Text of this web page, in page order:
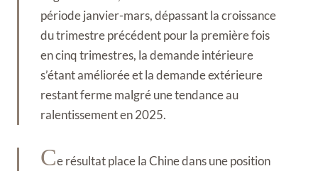
période janvier-mars, dépassant la croissance
du trimestre précédent pour la première fois
en cinq trimestres, la demande intérieure
s’étant améliorée et la demande extérieure
restant ferme malgré une tendance au
ralentissement en 2025.
Ce résultat place la Chine dans une position